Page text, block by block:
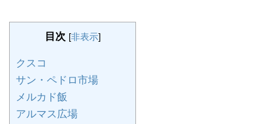
目次 [非表示]
クスコ
サン・ペドロ市場
メルカド飯
アルマス広場